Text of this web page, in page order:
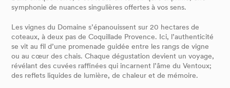
symphonie de nuances singulières offertes à vos sens.
Les vignes du Domaine s’épanouissent sur 20 hectares de
coteaux, à deux pas de Coquillade Provence. Ici, l’authenticité
se vit au fil d’une promenade guidée entre les rangs de vigne
ou au cœur des chais. Chaque dégustation devient un voyage,
révélant des cuvées raffinées qui incarnent l’âme du Ventoux;
des reflets liquides de lumière, de chaleur et de mémoire.